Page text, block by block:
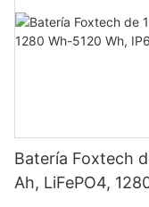
Batería Foxtech
Ah, LiFePO4,